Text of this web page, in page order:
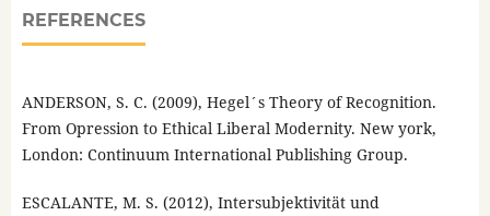
REFERENCES
ANDERSON, S. C. (2009), Hegel´s Theory of Recognition.
From Opression to Ethical Liberal Modernity. New york,
London: Continuum International Publishing Group.
ESCALANTE, M. S. (2012), Intersubjektivität und